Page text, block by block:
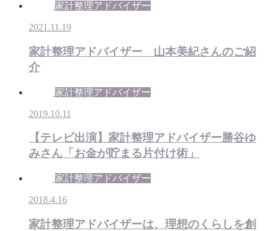
家計整理アドバイザー
2021.11.19
家計整理アドバイザー 山本美紀さんのご紹
介
家計整理アドバイザー
2019.10.11
【テレビ出演】家計整理アドバイザー勝谷ゆ
みさん「お金が貯まる片付け術」
家計整理アドバイザー
2018.4.16
家計整理アドバイザーは、理想のくらしを創